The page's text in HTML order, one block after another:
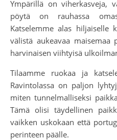
Ympärillä on viherkasveja,
pöytä on rauhassa
Katselemme alas hiljaiselle
välistä aukeavaa maisemaa
harvinaisen viihtyisä
Tilaamme ruokaa ja
Ravintolassa on paljon
miten tunnelmalliseksi
Tämä olisi täydellinen
vaikken uskokaan että
perinteen päälle.